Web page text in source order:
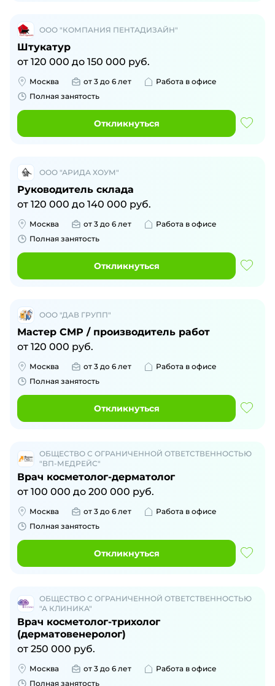
ООО "КОМПАНИЯ ПЕНТАДИЗАЙН"
Штукатур
от 120 000 до 150 000 руб.
Москва от 3 до 6 лет
Работа в офисе
Полная занятость
Откликнуться
ООО "АРИДА ХОУМ"
Руководитель склада
от 120 000 до 140 000 руб.
Москва от 3 до 6 лет
Работа в офисе
Полная занятость
Откликнуться
ООО "ДАВ ГРУПП"
Мастер СМР / производитель работ
от 120 000 руб.
Москва от 3 до 6 лет
Работа в офисе
Полная занятость
Откликнуться
ОБЩЕСТВО С ОГРАНИЧЕННОЙ ОТВЕТСТВЕННОСТЬЮ
"ВП-МЕДРЕЙС"
Врач косметолог-дерматолог
от 100 000 до 200 000 руб.
Москва от 3 до 6 лет
Работа в офисе
Полная занятость
Откликнуться
ОБЩЕСТВО С ОГРАНИЧЕННОЙ ОТВЕТСТВЕННОСТЬЮ
"А КЛИНИКА"
Врач косметолог-трихолог
(дерматовенеролог)
от 250 000 руб.
Москва от 3 до 6 лет
Работа в офисе
Полная занятость